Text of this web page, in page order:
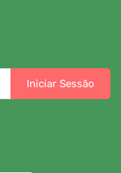
Iniciar Sessão